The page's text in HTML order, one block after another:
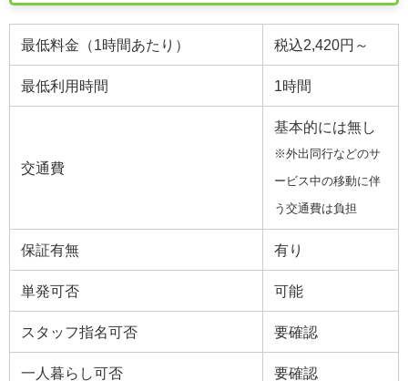
最低料金（1時間あたり） 税込2,420円～
最低利用時間 1時間
交通費
基本的には無し
※外出同行などのサ
ービス中の移動に伴
う交通費は負担
保証有無 有り
単発可否 可能
スタッフ指名可否 要確認
一人暮らし可否 要確認